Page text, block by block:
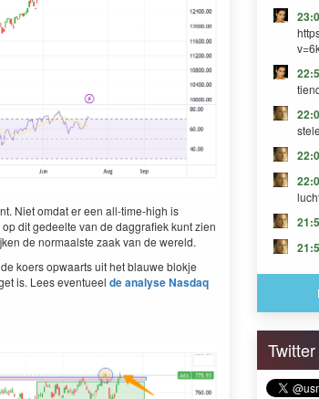
Niet omdat er een all-time-high is
dit gedeelte van de dag­grafiek kunt zien
de nor­maal­ste zaak van de wereld.
koers opwaarts uit het blauwe blok­je
is. Lees eventueel de analyse Nas­daq